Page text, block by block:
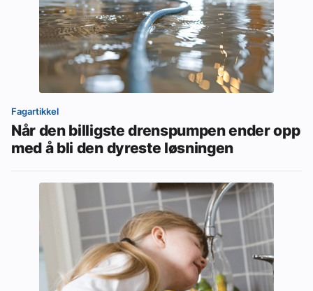
Fagartikkel
Når den billigste drenspumpen ender opp
med å bli den dyreste løsningen